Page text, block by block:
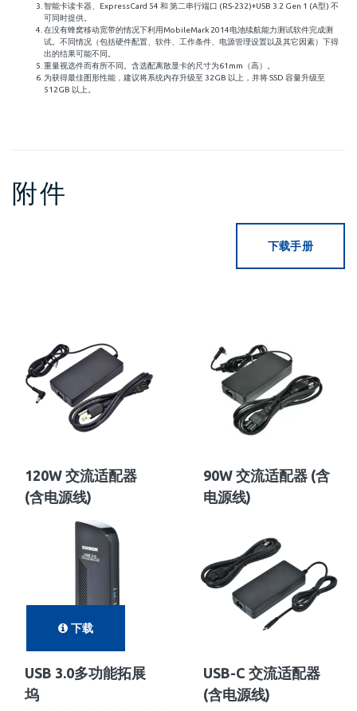
智能卡读卡器、ExpressCard 54 和 第二串行端口 (RS-232)+USB 3.2 Gen 1 (A型) 不
可同时提供。
在没有蜂窝移动宽带的情况下利用MobileMark 2014电池续航能力测试软件完成测
试。不同情况（包括硬件配置、软件、工作条件、电源管理设置以及其它因素）下得
出的结果可能不同。
重量视选件而有所不同。含选配离散显卡的尺寸为61mm（高）。
为获得最佳图形性能，建议将系统内存升级至 32GB 以上，并将 SSD 容量升级至
512GB 以上。
附件
下载手册
120W 交流适配器
(含电源线)
90W 交流适配器 (含
电源线)
下载
USB 3.0多功能拓展
坞
USB-C 交流适配器
(含电源线)